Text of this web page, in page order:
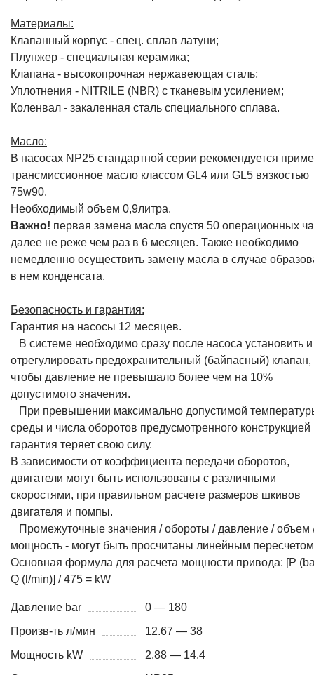
Материалы:
Клапанный корпус - спец. cплав латуни;
Плунжер - специальная керамика;
Клапана - высокопрочная нержавеющая сталь;
Уплотнения - NITRILE (NBR) с тканевым усилением;
Коленвал - закаленная сталь специального сплава.
Масло:
В насосах NP25 стандартной серии рекомендуется
трансмиссионное масло классом GL4 или GL5 вязкостью
75w90.
Необходимый объем 0,9литра.
Важно! первая замена масла спустя 50 операционных
далее не реже чем раз в 6 месяцев. Также необходимо
немедленно осуществить замену масла в случае
в нем конденсата.
Безопасность и гарантия:
Гарантия на насосы 12 месяцев.
В системе необходимо сразу после насоса установить и
отрегулировать предохранительный (байпасный) клапан,
чтобы давление не превышало более чем на 10%
допустимого значения.
При превышении максимально допустимой
среды и числа оборотов предусмотренного конструкцией
гарантия теряет свою силу.
В зависимости от коэффициента передачи оборотов,
двигатели могут быть использованы с различными
скоростями, при правильном расчете размеров шкивов
двигателя и помпы.
Промежуточные значения / обороты / давление / объем
мощность - могут быть просчитаны линейным
Основная формула для расчета мощности привода: [P
Q (l/min)] / 475 = kW
Давление bar
0 — 180
Произв-ть л/мин
12.67 — 38
Мощность kW
2.88 — 14.4